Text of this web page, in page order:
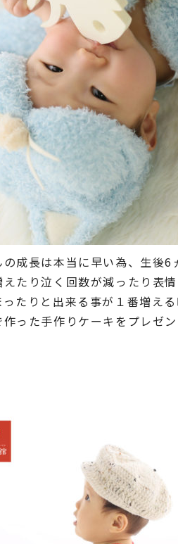
の成長は本当に早い為、生後
たり泣く回数が減ったり表
たりと出来る事が１番増える
った手作りケーキをプレゼ